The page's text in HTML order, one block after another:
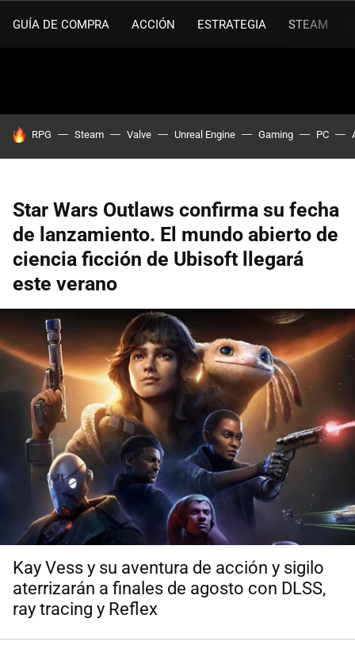
GUÍA DE COMPRA ACCIÓN ESTRATEGIA STEAM
HOY SE HABLA DE
RPG Steam Valve Unreal Engine Gaming PC
Star Wars Outlaws confirma su fecha
de lanzamiento. El mundo abierto de
ciencia ficción de Ubisoft llegará
este verano
Kay Vess y su aventura de acción y sigilo
aterrizarán a finales de agosto con DLSS,
ray tracing y Reflex